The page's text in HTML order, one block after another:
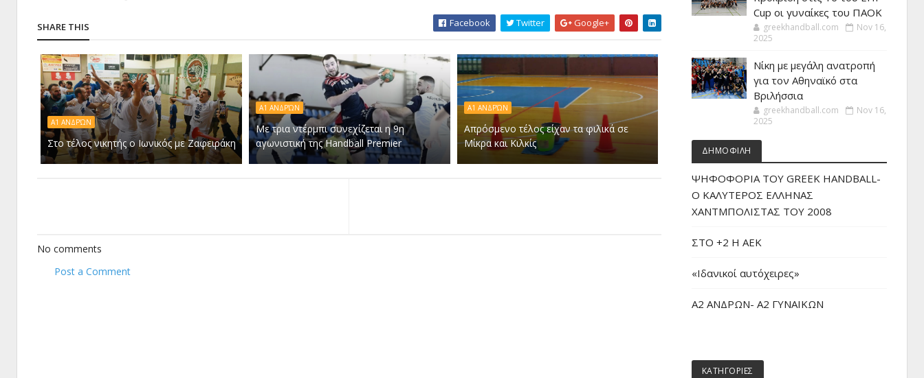
SHARE THIS Facebook Twitter Google+
Α1 ΑΝΔΡΏΝ
Στο τέλος νικητής ο Ιωνικός με Ζαφειράκη
A1 ΑΝΔΡΏΝ
Με τρια ντέρμπι συνεχίζεται η 9η
αγωνιστική της Handball Premier
Α1 ΑΝΔΡΏΝ
Απρόσμενο τέλος είχαν τα φιλικά σε
Μίκρα και Κιλκίς
No comments
Post a Comment
Cup οι γυναίκες του ΠΑΟΚ
greekhandball.com
Nov 16,
2025
Νίκη με μεγάλη ανατροπή
για τον Αθηναϊκό στα
Βριλήσσια
greekhandball.com
Nov 16,
2025
ΔΗΜΟΦΙΛΗ
ΨΗΦΟΦΟΡΙΑ ΤΟΥ GREEK HANDBALL-
O ΚΑΛΥΤΕΡΟΣ ΕΛΛΗΝΑΣ
ΧΑΝΤΜΠΟΛΙΣΤΑΣ ΤΟΥ 2008
ΣΤΟ +2 Η ΑΕΚ
«Iδανικοί αυτόχειρες»
Α2 ΑΝΔΡΩΝ- Α2 ΓΥΝΑΙΚΩΝ
ΚΑΤΗΓΟΡΙΕΣ